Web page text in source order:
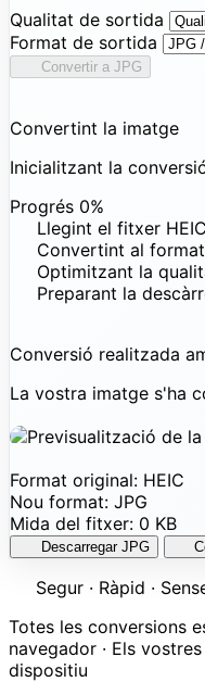
Qualitat de sortida
Format de sortida
Convertir a JPG
Convertint la imatge
Inicialitzant la
Progrés 0%
Llegint el fitxer HEIC
Convertint al
Optimitzant la
Preparant la
Conversió realitzada
La vostra imatge s'ha
Format original: HEIC
Nou format: JPG
Mida del fitxer: 0 KB
Descarregar JPG
Segur · Ràpid ·
Totes les conversions
navegador · Els
dispositiu